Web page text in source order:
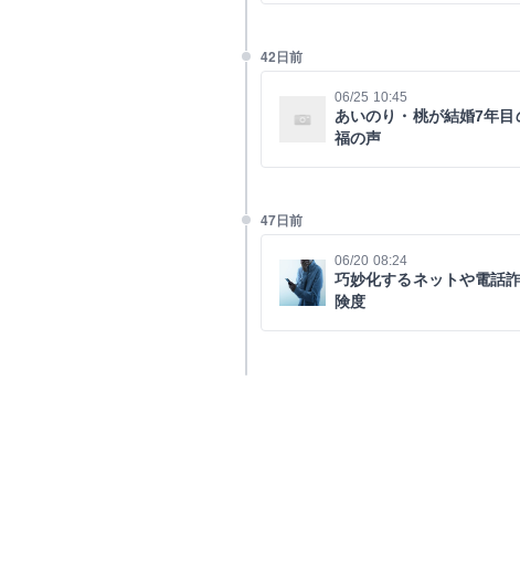
42日前
06/25 10:45
あいのり・桃が結婚7年
福の声
47日前
06/20 08:24
巧妙化するネットや電話
険度